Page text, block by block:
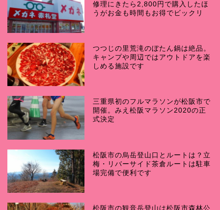
修理にきたら2,800円で購入したほ
うがお金も時間もお得でビックリ
つつじの里荒滝のぼたん鍋は絶品。
キャンプや周辺ではアウトドアを楽
しめる施設です
三重県初のフルマラソンが松阪市で
開催。みえ松阪マラソン2020の正
式決定
松阪市の烏岳登山口とルートは？立
梅・リバーサイド茶倉ルートは駐車
場完備で便利です
松阪市の観音岳登山は松阪市森林公